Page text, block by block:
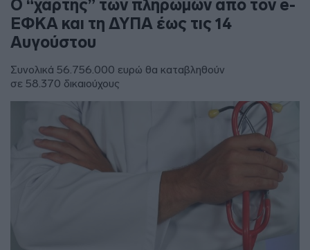
Ο “χάρτης” των πληρωμών από τον e-
ΕΦΚΑ και τη ΔΥΠΑ έως τις 14
Αυγούστου
Συνολικά 56.756.000 ευρώ θα καταβληθούν
σε 58.370 δικαιούχους